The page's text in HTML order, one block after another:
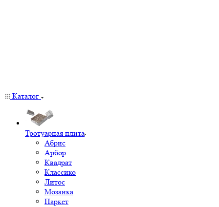
Каталог
Тротуарная плита
Абрис
Арбор
Квадрат
Классико
Литос
Мозаика
Паркет